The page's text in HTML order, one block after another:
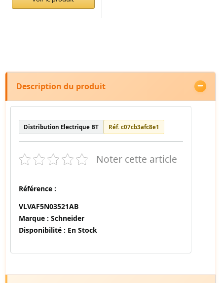
Description du produit
Distribution Electrique BT Réf. c07cb3afc8e1
Noter cette article
Référence :
VLVAF5N03521AB
Marque : Schneider
Disponibilité : En Stock